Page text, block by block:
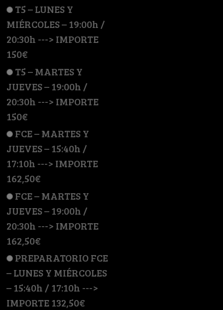
T5 – LUNES Y
MIÉRCOLES – 19:00h /
20:30h ---> IMPORTE
150€
T5 – MARTES Y
JUEVES – 19:00h /
20:30h ---> IMPORTE
150€
FCE – MARTES Y
JUEVES – 15:40h /
17:10h ---> IMPORTE
162,50€
FCE – MARTES Y
JUEVES – 19:00h /
20:30h ---> IMPORTE
162,50€
PREPARATORIO FCE
– LUNES Y MIÉRCOLES
– 15:40h / 17:10h --->
IMPORTE 132,50€